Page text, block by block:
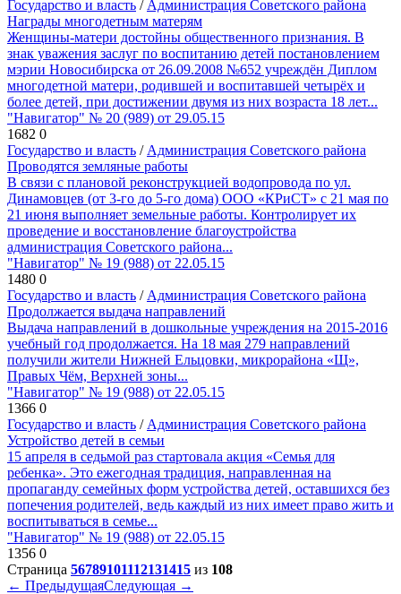
Государство и власть / Администрация Советского района
Награды многодетным матерям
Женщины-матери достойны общественного признания. В
знак уважения заслуг по воспитанию детей постановлением
мэрии Новосибирска от 26.09.2008 №652 учреждён Диплом
многодетной матери, родившей и воспитавшей четырёх и
более детей, при достижении двумя из них возраста 18 лет...
"Навигатор" № 20 (989) от 29.05.15
1682 0
Государство и власть / Администрация Советского района
Проводятся земляные работы
В связи с плановой реконструкцией водопровода по ул.
Динамовцев (от 3-го до 5-го дома) ООО «КРиСТ» с 21 мая по
21 июня выполняет земельные работы. Контролирует их
проведение и восстановление благоустройства
администрация Советского района...
"Навигатор" № 19 (988) от 22.05.15
1480 0
Государство и власть / Администрация Советского района
Продолжается выдача направлений
Выдача направлений в дошкольные учреждения на 2015-2016
учебный год продолжается. На 18 мая 279 направлений
получили жители Нижней Ельцовки, микрорайона «Щ»,
Правых Чём, Верхней зоны...
"Навигатор" № 19 (988) от 22.05.15
1366 0
Государство и власть / Администрация Советского района
Устройство детей в семьи
15 апреля в седьмой раз стартовала акция «Семья для
ребенка». Это ежегодная традиция, направленная на
пропаганду семейных форм устройства детей, оставшихся без
попечения родителей, ведь каждый из них имеет право жить и
воспитываться в семье...
"Навигатор" № 19 (988) от 22.05.15
1356 0
Страница 56789101112131415 из 108
← ПредыдущаяСледующая →